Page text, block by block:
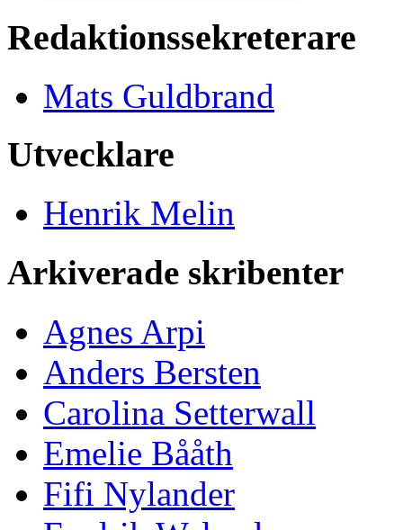
Redaktionssekreterare
Mats Guldbrand
Utvecklare
Henrik Melin
Arkiverade skribenter
Agnes Arpi
Anders Bersten
Carolina Setterwall
Emelie Bååth
Fifi Nylander